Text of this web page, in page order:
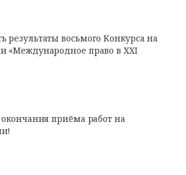
восьмого Конкурса на
«Международное право в XXI
приёма работ на